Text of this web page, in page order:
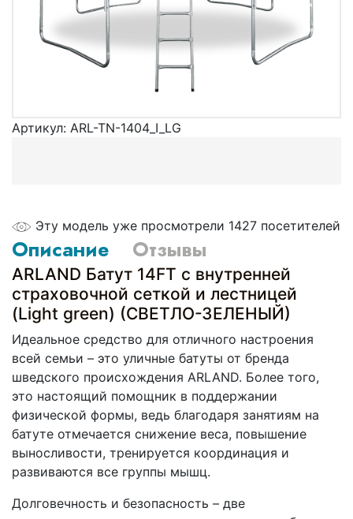
Артикул: ARL-TN-1404_I_LG
Эту модель уже просмотрели 1427 посетителей
Описание Отзывы
ARLAND Батут 14FT с внутренней
страховочной сеткой и лестницей
(Light green) (СВЕТЛО-ЗЕЛЕНЫЙ)
Идеальное средство для отличного настроения
всей семьи – это уличные батуты от бренда
шведского происхождения ARLAND. Более того,
это настоящий помощник в поддержании
физической формы, ведь благодаря занятиям на
батуте отмечается снижение веса, повышение
выносливости, тренируется координация и
развиваются все группы мышц.
Долговечность и безопасность – две